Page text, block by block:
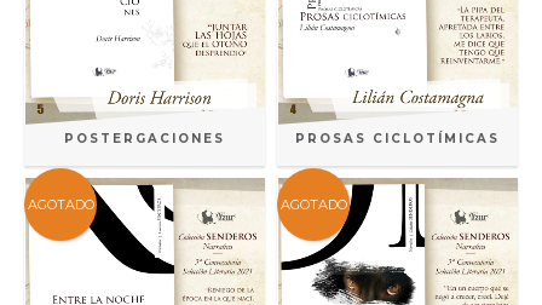
POSTERGACIONES PROSAS CICLOTÍMICAS
AGOTADO AGOTADO